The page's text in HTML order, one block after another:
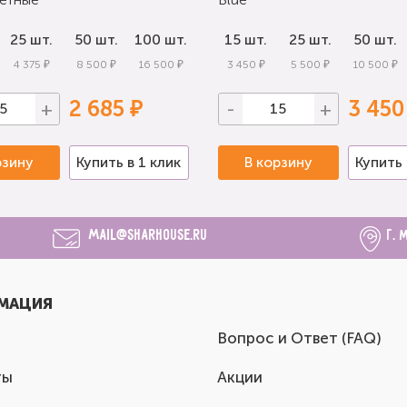
25 шт.
4 375 ₽
50 шт.
8 500 ₽
100 шт.
16 500 ₽
+ 2 685 ₽
Купить в 1 клик
15 шт.
3 450 ₽
25 шт.
5 500 ₽
50 шт.
10 500 ₽
- + 3
В корзину Купить
mail@sharhouse.ru г.
Вопрос и Ответ (FAQ)
Акции